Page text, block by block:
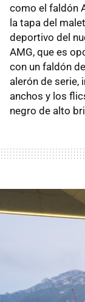
como el faldón
la tapa del
deportivo del
AMG, que es
con un faldón
alerón de serie,
anchos y los
negro de alto